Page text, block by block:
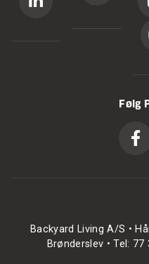
Følg
Backyard Living A/S •
Brønderslev • Tel: 77